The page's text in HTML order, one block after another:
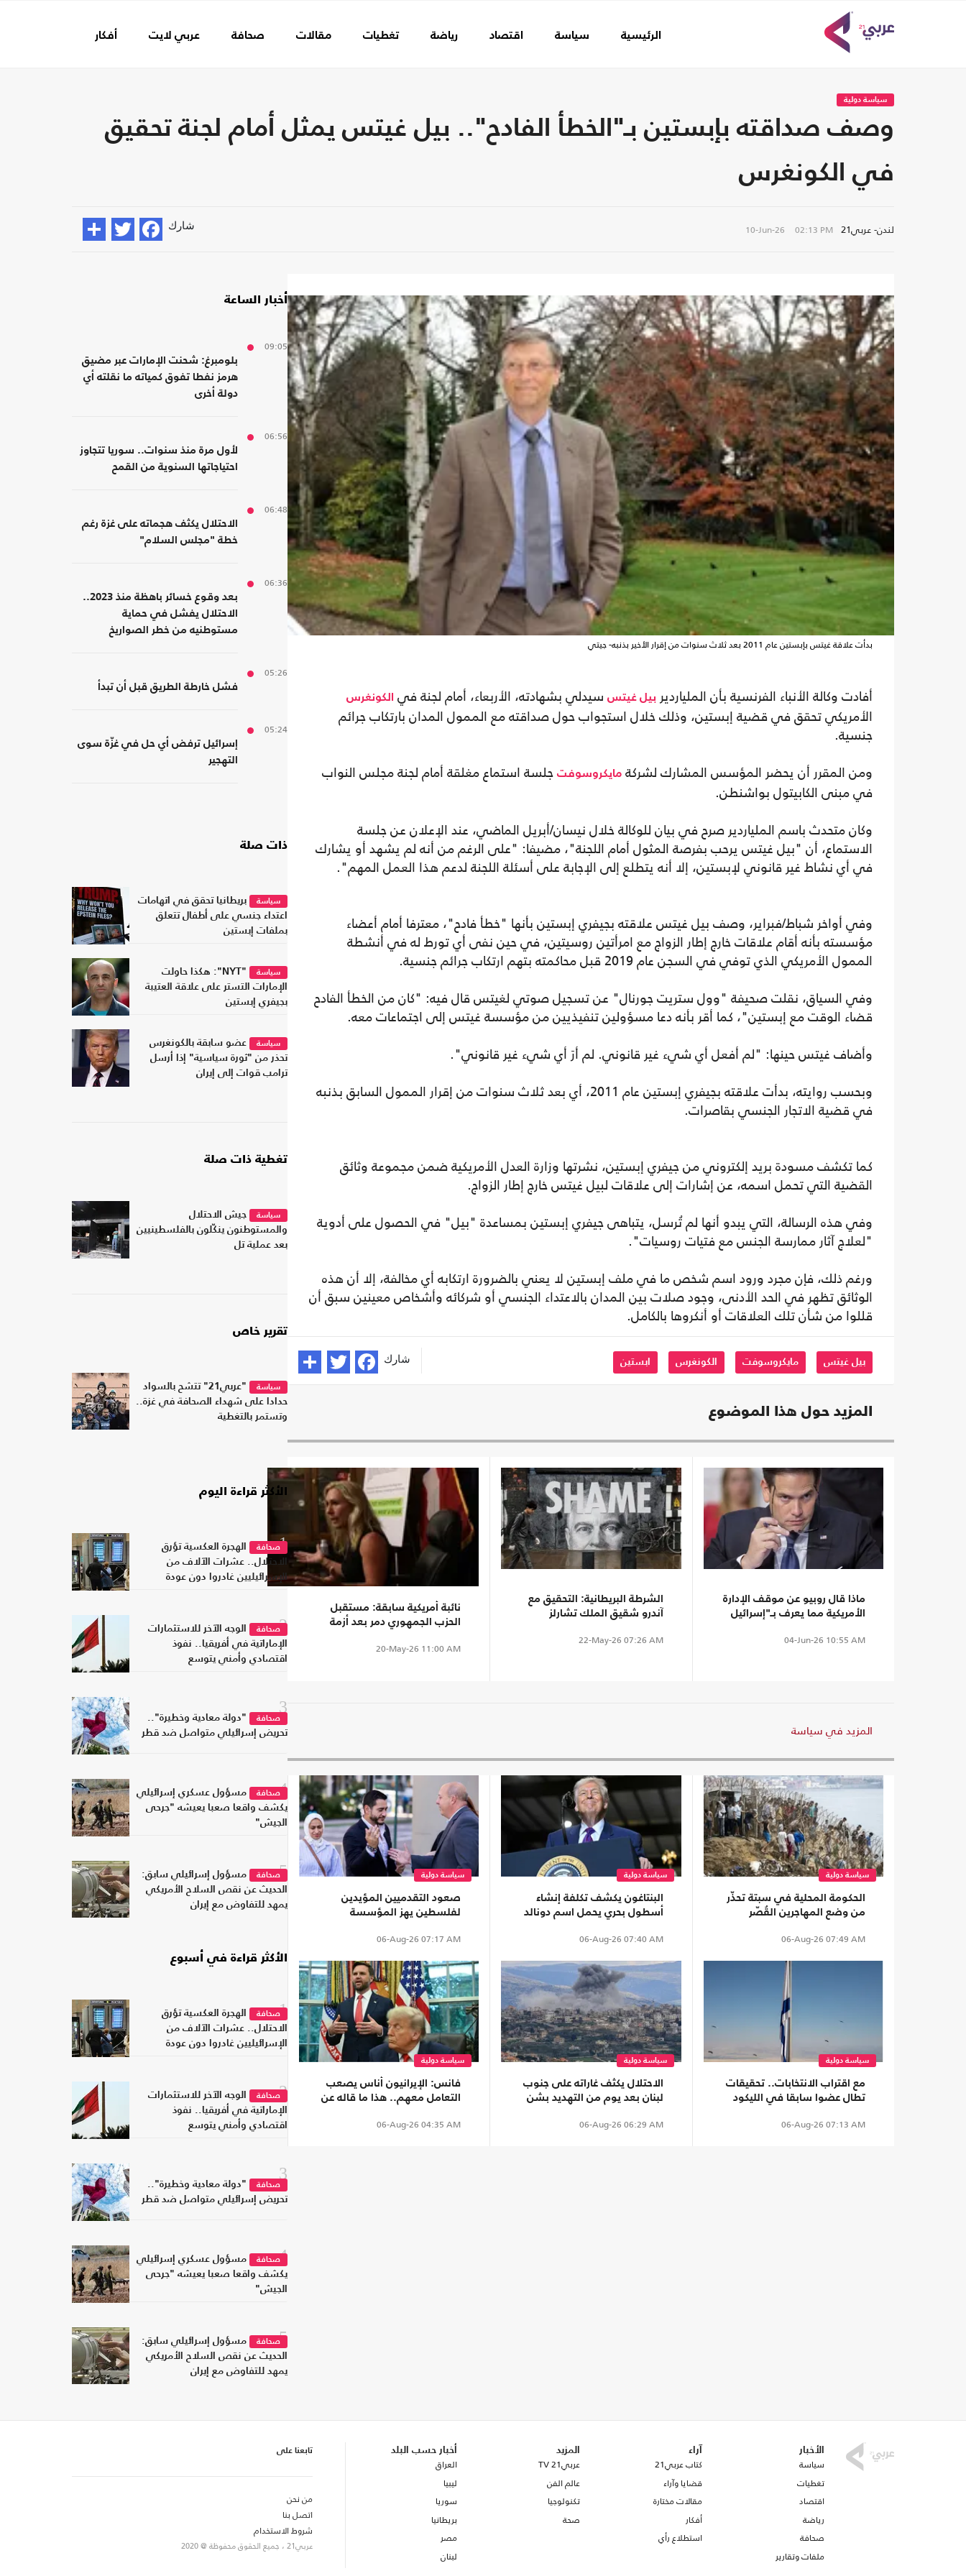
الرئيسية سياسة اقتصاد رياضة تغطيات مقالات صحافة عربي لايت أفكار
سياسة دولية
وصف صداقته بإبستين بـ"الخطأ الفادح".. بيل غيتس يمثل أمام لجنة تحقيق
في الكونغرس
لندن- عربي21 10-Jun-26 02:13 PM شارك
بدأت علاقة غيتس بإبستين عام 2011 بعد ثلاث سنوات من إقرار الأخير بذنبه- جيتي
أفادت وكالة الأنباء الفرنسية بأن الملياردير بيل غيتس سيدلي بشهادته، الأربعاء، أمام لجنة في الكونغرس
الأمريكي تحقق في قضية إبستين، وذلك خلال استجواب حول صداقته مع الممول المدان بارتكاب جرائم
جنسية.
ومن المقرر أن يحضر المؤسس المشارك لشركة مايكروسوفت جلسة استماع مغلقة أمام لجنة مجلس النواب
في مبنى الكابيتول بواشنطن.
وكان متحدث باسم الملياردير صرح في بيان للوكالة خلال نيسان/أبريل الماضي، عند الإعلان عن جلسة
الاستماع، أن "بيل غيتس يرحب بفرصة المثول أمام اللجنة"، مضيفا: "على الرغم من أنه لم يشهد أو يشارك
في أي نشاط غير قانوني لإبستين، إلا أنه يتطلع إلى الإجابة على أسئلة اللجنة لدعم هذا العمل المهم".
وفي أواخر شباط/فبراير، وصف بيل غيتس علاقته بجيفري إبستين بأنها "خطأ فادح"، معترفا أمام أعضاء
مؤسسته بأنه أقام علاقات خارج إطار الزواج مع امرأتين روسيتين، في حين نفى أي تورط له في أنشطة
الممول الأمريكي الذي توفي في السجن عام 2019 قبل محاكمته بتهم ارتكاب جرائم جنسية.
وفي السياق، نقلت صحيفة "وول ستريت جورنال" عن تسجيل صوتي لغيتس قال فيه: "كان من الخطأ الفادح
قضاء الوقت مع إبستين"، كما أقر بأنه دعا مسؤولين تنفيذيين من مؤسسة غيتس إلى اجتماعات معه.
وأضاف غيتس حينها: "لم أفعل أي شيء غير قانوني. لم أرَ أي شيء غير قانوني".
وبحسب روايته، بدأت علاقته بجيفري إبستين عام 2011، أي بعد ثلاث سنوات من إقرار الممول السابق بذنبه
في قضية الاتجار الجنسي بقاصرات.
كما تكشف مسودة بريد إلكتروني من جيفري إبستين، نشرتها وزارة العدل الأمريكية ضمن مجموعة وثائق
القضية التي تحمل اسمه، عن إشارات إلى علاقات لبيل غيتس خارج إطار الزواج.
وفي هذه الرسالة، التي يبدو أنها لم تُرسل، يتباهى جيفري إبستين بمساعدة "بيل" في الحصول على أدوية
"لعلاج آثار ممارسة الجنس مع فتيات روسيات".
ورغم ذلك، فإن مجرد ورود اسم شخص ما في ملف إبستين لا يعني بالضرورة ارتكابه أي مخالفة، إلا أن هذه
الوثائق تظهر في الحد الأدنى، وجود صلات بين المدان بالاعتداء الجنسي أو شركائه وأشخاص معينين سبق أن
قللوا من شأن تلك العلاقات أو أنكروها بالكامل.
بيل غيتس مايكروسوفت الكونغرس ابستين شارك
المزيد حول هذا الموضوع
ماذا قال روبيو عن موقف الإدارة
الأمريكية مما يعرف بـ"إسرائيل
04-Jun-26 10:55 AM
الشرطة البريطانية: التحقيق مع
آندرو شقيق الملك تشارلز
22-May-26 07:26 AM
نائبة أمريكية سابقة: مستقبل
الحزب الجمهوري دمر بعد أزمة
20-May-26 11:00 AM
المزيد في سياسة
سياسة دولية
الحكومة المحلية في سبتة تحذّر
من وضع المهاجرين القُصّر
06-Aug-26 07:49 AM
سياسة دولية
البنتاغون يكشف تكلفة إنشاء
أسطول بحري يحمل اسم دونالد
06-Aug-26 07:40 AM
سياسة دولية
صعود التقدميين المؤيدين
لفلسطين يهز المؤسسة
الداعم للاحتلال
06-Aug-26 07:17 AM
سياسة دولية
مع اقتراب الانتخابات.. تحقيقات
تطال عضوا سابقا في الليكود
أموال
06-Aug-26 07:13 AM
سياسة دولية
الاحتلال يكثف غاراته على جنوب
لبنان بعد يوم من التهديد بشن
06-Aug-26 06:29 AM
سياسة دولية
فانس: الإيرانيون أناس يصعب
التعامل معهم.. هذا ما قاله عن
06-Aug-26 04:35 AM
أخبار الساعة
09:05
بلومبرغ: شحنت الإمارات عبر مضيق
هرمز نفطا تفوق كمياته ما نقلته أي
دولة أخرى
06:56
لأول مرة منذ سنوات.. سوريا تتجاوز
احتياجاتها السنوية من القمح
06:48
الاحتلال يكثف هجماته على غزة رغم
خطة "مجلس السلام"
06:36
بعد وقوع خسائر باهظة منذ 2023..
الاحتلال يفشل في حماية
مستوطنيه من خطر الصواريخ
05:26
فشل خارطة الطريق قبل أن تبدأ
05:24
إسرائيل ترفض أي حل في غزّة سوى
التهجير
ذات صلة
سياسة
بريطانيا تحقق في اتهامات
اعتداء جنسي على أطفال تتعلق
بملفات إبستين
سياسة
"NYT": هكذا حاولت
الإمارات التستر على علاقة العتيبة
بجيفري إبستين
سياسة
عضو سابقة بالكونغرس
تحذر من "ثورة سياسية" إذا أرسل
ترامب قوات إلى إيران
تغطية ذات صلة
سياسة
جيش الاحتلال
والمستوطنون ينكّلون بالفلسطينيين
بعد عملية تل
تقرير خاص
سياسة
"عربي21" تتشح بالسواد
حدادا على شهداء الصحافة في غزة..
وتستمر بالتغطية
الأكثر قراءة اليوم
1صحافة
الهجرة العكسية تؤرق
الاحتلال.. عشرات الآلاف من
الإسرائيليين غادروا دون عودة
2صحافة
الوجه الآخر للاستثمارات
الإماراتية في أفريقيا.. نفوذ
اقتصادي وأمني يتوسع
3
صحافة
"دولة معادية وخطيرة"..
تحريض إسرائيلي متواصل ضد قطر
4صحافة
مسؤول عسكري إسرائيلي
يكشف واقعا صعبا يعيشه "جرحى
الجيش"
5صحافة
مسؤول إسرائيلي سابق:
الحديث عن نقص السلاح الأمريكي
يمهد للتفاوض مع إيران
الأكثر قراءة في أسبوع
1صحافة
الهجرة العكسية تؤرق
الاحتلال.. عشرات الآلاف من
الإسرائيليين غادروا دون عودة
2صحافة
الوجه الآخر للاستثمارات
الإماراتية في أفريقيا.. نفوذ
اقتصادي وأمني يتوسع
3
صحافة
"دولة معادية وخطيرة"..
تحريض إسرائيلي متواصل ضد قطر
4صحافة
مسؤول عسكري إسرائيلي
يكشف واقعا صعبا يعيشه "جرحى
الجيش"
5صحافة
مسؤول إسرائيلي سابق:
الحديث عن نقص السلاح الأمريكي
يمهد للتفاوض مع إيران
الأخبار
سياسة
تغطيات
اقتصاد
رياضة
صحافة
ملفات وتقارير
آراء
كتاب عربي21
قضايا وآراء
مقالات مختارة
أفكار
استطلاع رأي
المزيد
عربي21 TV
عالم الفن
تكنولوجيا
صحة
أخبار حسب البلد
العراق
ليبيا
سوريا
بريطانيا
مصر
لبنان
تابعنا على
من نحن
اتصل بنا
شروط الاستخدام
عربي21 ، جميع الحقوق محفوظة @ 2020